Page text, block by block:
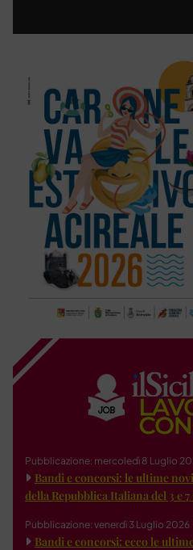
Pubblicazione: mercoledì 8 Luglio
Bandi e concorsi: le ultime
della Repubblica Italiana del 3 e
Pubblicazione: venerdì 3 Luglio 2026
Bandi e concorsi: ecco le